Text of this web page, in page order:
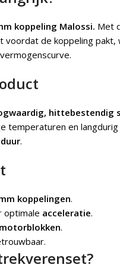
koppeling Malossi. Met
de koppeling
hittebestendig
temperaturen en
.
koppelingen.
optimale acceleratie.
.